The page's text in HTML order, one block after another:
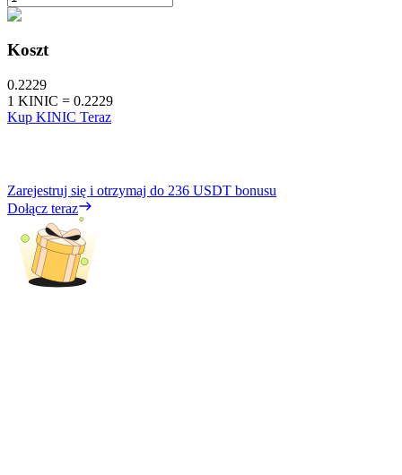
Koszt
0.2229
1 KINIC = 0.2229
Kup KINIC Teraz
Zarejestruj się i otrzymaj do 236 USDT bonusu
Dołącz teraz